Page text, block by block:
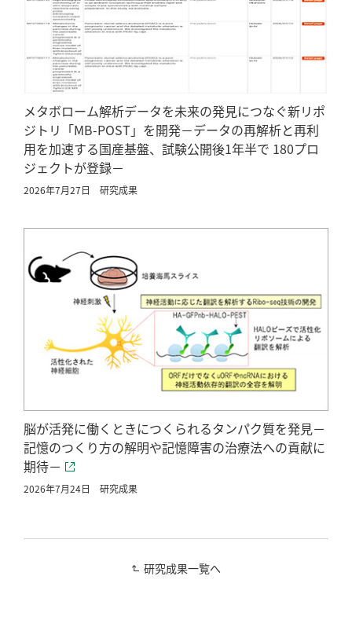
メタボローム解析データを未来の発見につなぐ新リポ
ジトリ「MB-POST」を開発－データの再解析と再利
用を加速する国産基盤、試験公開後1年半で 180プロ
ジェクトが登録－
2026年7月27日 研究成果
脳が活発に働くときにつくられるタンパク質を発見－
記憶のつくり方の解明や記憶障害の治療法への貢献に
期待－
2026年7月24日 研究成果
研究成果一覧へ